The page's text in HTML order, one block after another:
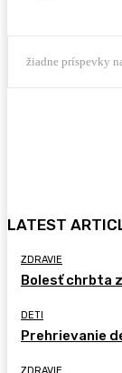
žiadne príspevky
LATEST
ZDRAVIE
Bolesť chrbta
DETI
Prehrievanie